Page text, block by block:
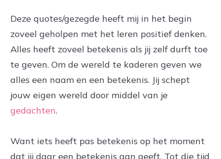
Deze quotes/gezegde heeft mij in het begin
zoveel geholpen met het leren positief denken.
Alles heeft zoveel betekenis als jij zelf durft toe
te geven. Om de wereld te kaderen geven we
alles een naam en een betekenis. Jij schept
jouw eigen wereld door middel van je
gedachten.
Want iets heeft pas betekenis op het moment
dat jij daar een betekenis aan geeft. Tot die tijd